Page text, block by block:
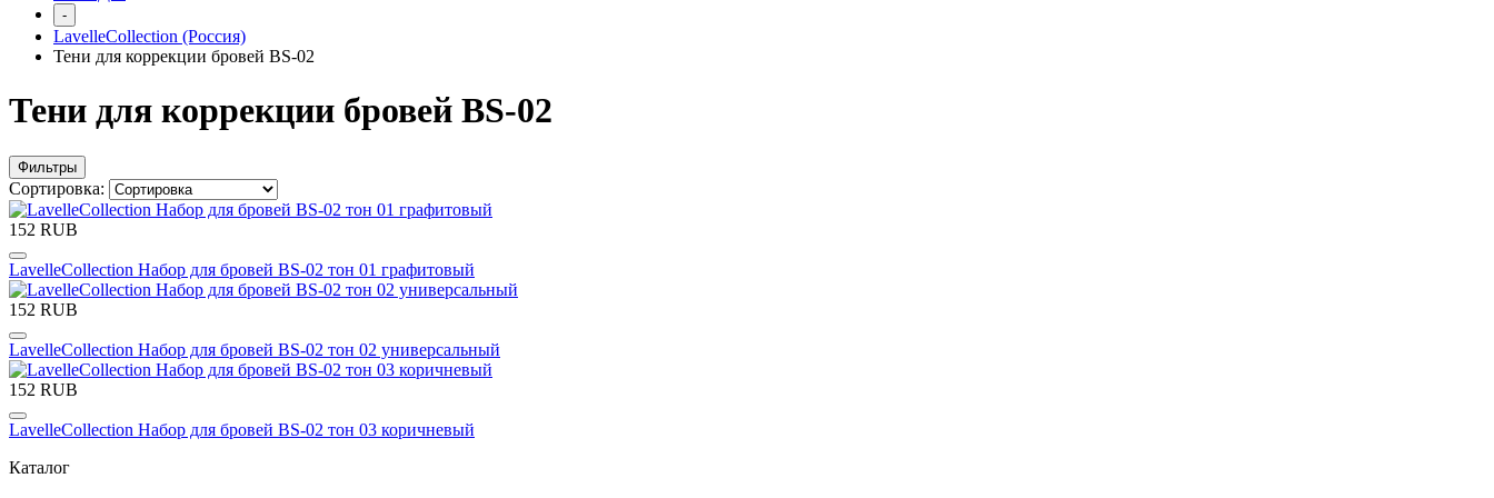
-
LavelleCollection (Россия)
Тени для коррекции бровей BS-02
Тени для коррекции бровей BS-02
Фильтры
Сортировка:
152 RUB
LavelleCollection Набор для бровей BS-02 тон 01 графитовый
152 RUB
LavelleCollection Набор для бровей BS-02 тон 02 универсальный
152 RUB
LavelleCollection Набор для бровей BS-02 тон 03 коричневый
Каталог